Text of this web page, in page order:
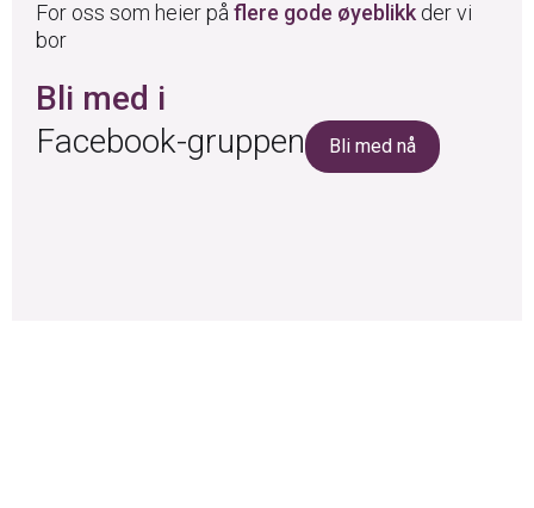
For oss som heier på flere gode øyeblikk der vi
bor
Bli med i
Facebook-gruppen
Bli med nå